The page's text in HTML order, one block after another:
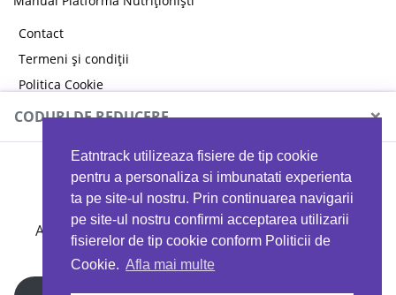
Eatntrack utilizeaza fisiere de tip cookie
pentru a personaliza si imbunatati experienta
ta pe site-ul nostru. Prin continuarea navigarii
pe site-ul nostru confirmi acceptarea utilizarii
fisierelor de tip cookie conform Politicii de
Cookie. Afla mai multe
Contact
Termeni și condiții
Politica Cookie
Politica de confidențialitate
CODURI DE REDUCERE ×
MYPROTEIN
Ai 40%reducere la orice comandă folosind codul
EATTRACK